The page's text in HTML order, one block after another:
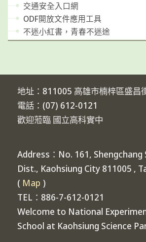
交通安全入口網
ODF開放文件應用工具
不迷小紅書，青春不迷途
地址：811005 高雄市楠梓區盛昌
電話：(07) 612-0121
歡迎蒞臨 國立高科實中
Address：No. 161, Shengchang
Dist., Kaohsiung City 811005 ,
( Map )
TEL：886-7-612-0121
Welcome to National
School at Kaohsiung Science